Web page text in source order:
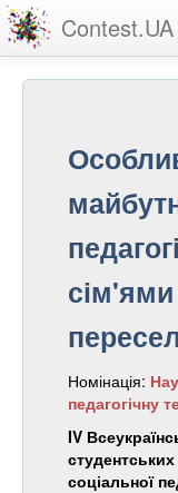
Contest.UA
Статистика
Про проект
реєстрація
Номінація:
педагогічну
IV
соціальної